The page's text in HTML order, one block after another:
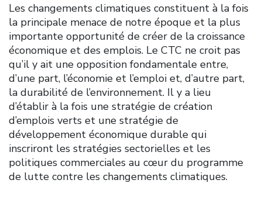
Les changements climatiques constituent à la fois
la principale menace de notre époque et la plus
importante opportunité de créer de la croissance
économique et des emplois. Le CTC ne croit pas
qu’il y ait une opposition fondamentale entre,
d’une part, l’économie et l’emploi et, d’autre part,
la durabilité de l’environnement. Il y a lieu
d’établir à la fois une stratégie de création
d’emplois verts et une stratégie de
développement économique durable qui
inscriront les stratégies sectorielles et les
politiques commerciales au cœur du programme
de lutte contre les changements climatiques.